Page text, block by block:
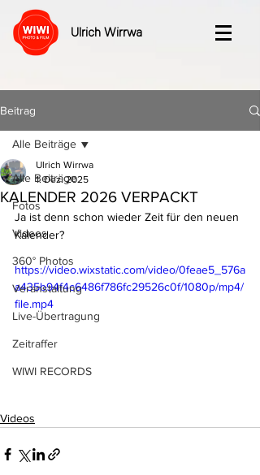
Ulrich Wirrwa
Beitrag
Alle Beiträge
Fotos
Videos
360° Photos
Veranstaltung
Live-Übertragung
Zeitraffer
WIWI RECORDS
Alle Beiträge
KALENDER 2026 VERPACKT
Ulrich Wirrwa
1. Dez. 2025
Ja ist denn schon wieder Zeit für den neuen
Kalender?
https://video.wixstatic.com/video/0feae5_576a
a435b94f4c6486f786fc29526c0f/1080p/mp4/
file.mp4
Videos